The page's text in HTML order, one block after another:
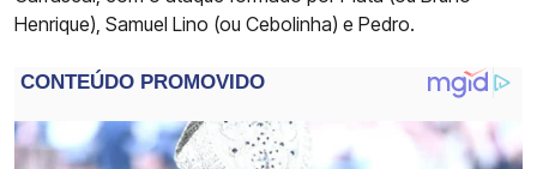
Henrique), Samuel Lino (ou Cebolinha) e Pedro.